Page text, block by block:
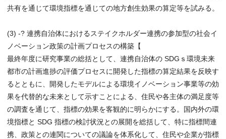
共有を通じて環境指標を通じての地方創生効果の算定等を試みる。
(3) -? 連携自治体におけるステイクホルダー連携の参加型の社会イ
ノベーション政策の計画プロセスの構築【
最終年度に研究事業の総括として、連携自治体の SDGｓ環境未来
都市の計画進捗の評価プロセスに開発した指標の算定結果を反映す
るとともに、開発したモデルによる環境イノベーション事業等の効
果を代替的な未来として示すことによる、住民や各主体の満足度等
の調査を通じて、指標の効果を客観的に明らかにする。国内外の環
境指標と SDG 指標の検討状況との展開を総括して、特に指標間連
携、政策との連関についての議論を体系化して、住民や企業が指標